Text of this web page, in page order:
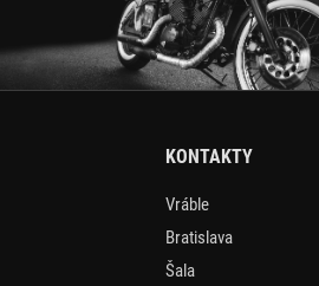
KONTAKTY
Vráble
Bratislava
Šala